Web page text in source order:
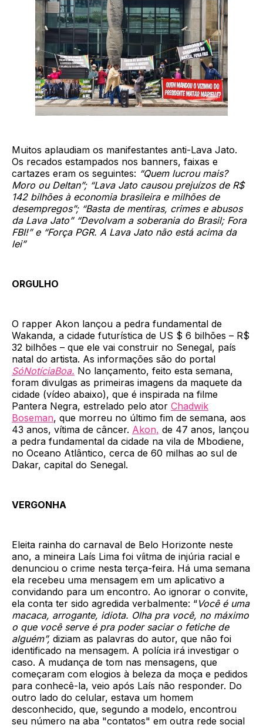
Muitos aplaudiam os manifestantes anti-Lava Jato.
Os recados estampados nos banners, faixas e
cartazes eram os seguintes: “Quem lucrou mais?
Moro ou Deltan”; “Lava Jato causou prejuízos de R$
142 bilhões à economia brasileira e milhões de
desempregos”; “Basta de mentiras, crimes e abusos
da Lava Jato” “Devolvam a soberania do Brasil; Fora
FBI!” e “Força PGR. A Lava Jato não está acima da
lei”
ORGULHO
O rapper Akon lançou a pedra fundamental de
Wakanda, a cidade futurística de US $ 6 bilhões – R$
32 bilhões – que ele vai construir no Senegal, país
natal do artista. As informações são do portal
SóNotíciaBoa. No lançamento, feito esta semana,
foram divulgas as primeiras imagens da maquete da
cidade (vídeo abaixo), que é inspirada na filme
Pantera Negra, estrelado pelo ator Chadwik
Boseman, que morreu no último fim de semana, aos
43 anos, vítima de câncer. Akon, de 47 anos, lançou
a pedra fundamental da cidade na vila de Mbodiene,
no Oceano Atlântico, cerca de 60 milhas ao sul de
Dakar, capital do Senegal.
VERGONHA
Eleita rainha do carnaval de Belo Horizonte neste
ano, a mineira Laís Lima foi víitma de injúria racial e
denunciou o crime nesta terça-feira. Há uma semana
ela recebeu uma mensagem em um aplicativo a
convidando para um encontro. Ao ignorar o convite,
ela conta ter sido agredida verbalmente: “Você é uma
macaca, arrogante, idiota. Olha pra você, no máximo
o que você serve é pra poder saciar o fetiche de
alguém”, diziam as palavras do autor, que não foi
identificado na mensagem. A polícia irá investigar o
caso. A mudança de tom nas mensagens, que
começaram com elogios à beleza da moça e pedidos
para conhecê-la, veio após Laís não responder. Do
outro lado do celular, estava um homem
desconhecido, que, segundo a modelo, encontrou
seu número na aba "contatos" em outra rede social